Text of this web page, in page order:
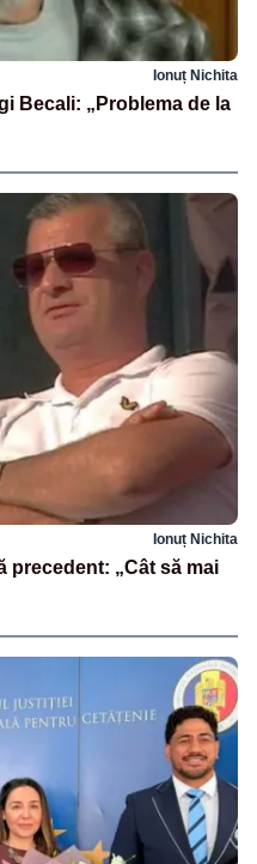
Ionuț Nichita
Becali: „Problema de la
Ionuț Nichita
precedent: „Cât să mai